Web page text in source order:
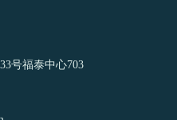
号福泰中心703